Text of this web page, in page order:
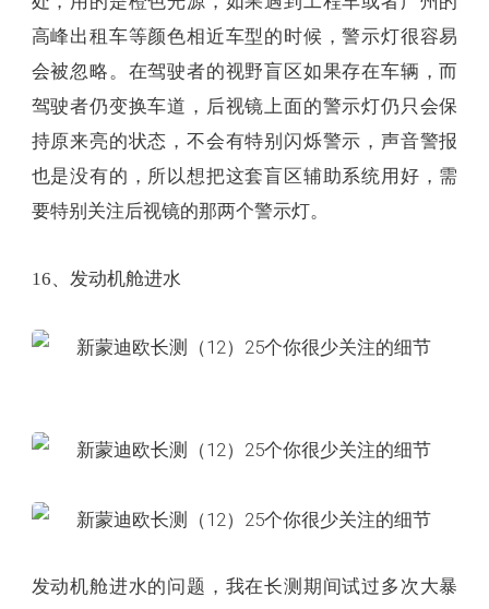
高峰出租车等颜色相近车型的时候，警示灯很容易
会被忽略。在驾驶者的视野盲区如果存在车辆，而
驾驶者仍变换车道，后视镜上面的警示灯仍只会保
持原来亮的状态，不会有特别闪烁警示，声音警报
也是没有的，所以想把这套盲区辅助系统用好，需
要特别关注后视镜的那两个警示灯。
16、发动机舱进水
发动机舱进水的问题，我在长测期间试过多次大暴